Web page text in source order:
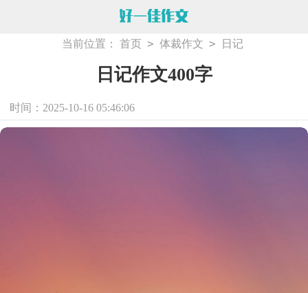
当前位置： 首页 > 体裁作文 > 日记
日记作文400字
时间：2025-10-16 05:46:06